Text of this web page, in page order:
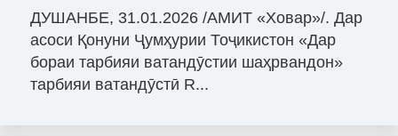
ДУШАНБЕ, 31.01.2026 /АМИТ «Ховар»/. Дар
асоси Қонуни Ҷумҳурии Тоҷикистон «Дар
бораи тарбияи ватандӯстии шаҳрвандон»
тарбияи ватандӯстӣ R...